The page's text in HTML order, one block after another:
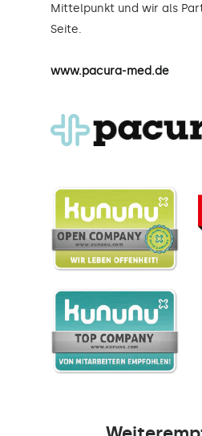
Mittelpunkt und wir als
Seite.
www.pacura-med.de